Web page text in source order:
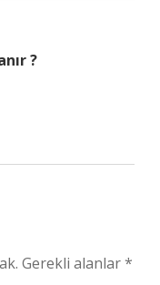
?
Gerekli alanlar*